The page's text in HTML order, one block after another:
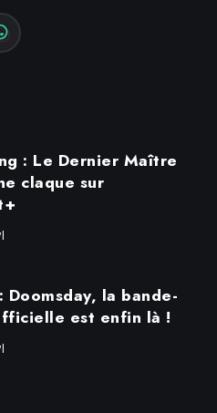
: Le Dernier Maître
claque sur
Doomsday, la bande-
est enfin là !